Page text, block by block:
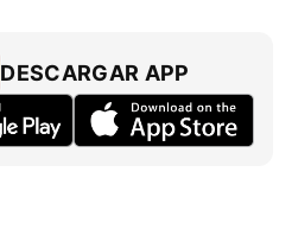
DESCARGAR APP